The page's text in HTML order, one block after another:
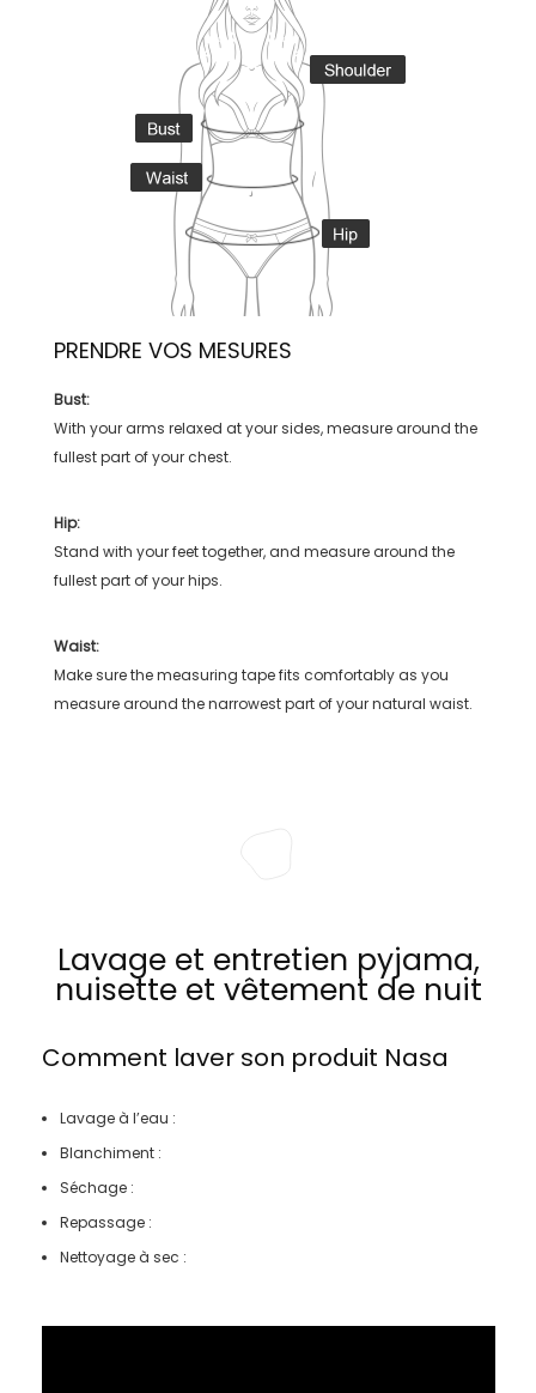
PRENDRE VOS MESURES
Bust:
With your arms relaxed at your sides, measure around the
fullest part of your chest.
Hip:
Stand with your feet together, and measure around the
fullest part of your hips.
Waist:
Make sure the measuring tape fits comfortably as you
measure around the narrowest part of your natural waist.
Lavage et entretien pyjama,
nuisette et vêtement de nuit
Comment laver son produit Nasa
Lavage à l’eau :
Blanchiment :
Séchage :
Repassage :
Nettoyage à sec :